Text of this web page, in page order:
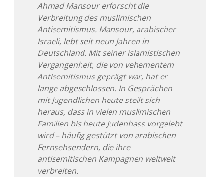
Ahmad Mansour erforscht die
Verbreitung des muslimischen
Antisemitismus. Mansour, arabischer
Israeli, lebt seit neun Jahren in
Deutschland. Mit seiner islamistischen
Vergangenheit, die von vehementem
Antisemitismus geprägt war, hat er
lange abgeschlossen. In Gesprächen
mit Jugendlichen heute stellt sich
heraus, dass in vielen muslimischen
Familien bis heute Judenhass vorgelebt
wird – häufig gestützt von arabischen
Fernsehsendern, die ihre
antisemitischen Kampagnen weltweit
verbreiten.